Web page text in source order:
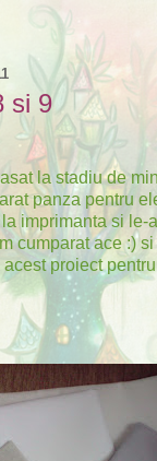
si 9
la stadiu de
panza pentru
imprimanta si le-
cumparat ace :)
proiect